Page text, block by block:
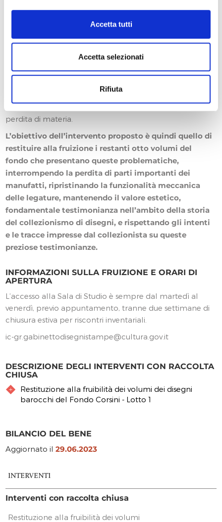
Accetta tutti
Accetta selezionati
Rifiuta
volume della serie alla consultazione.
Nei volumi ancora non trattati, oltre alla degradazione
del cuoio, i numerosi disegni, e in particolar modo quelli
ossidazione diffusa che in alcuni punti è arrivata a
perforare la carta, con conseguente e irrimediabile
perdita di materia.
L’obiettivo dell’intervento proposto è quindi quello di
restituire alla fruizione i restanti otto volumi del
fondo che presentano queste problematiche,
interrompendo la perdita di parti importanti dei
manufatti, ripristinando la funzionalità meccanica
delle legature, mantenendo il valore estetico,
fondamentale testimonianza nell’ambito della storia
del collezionismo di disegni, e rispettando gli intenti
e le tracce impresse dal collezionista su queste
preziose testimonianze.
INFORMAZIONI SULLA FRUIZIONE E ORARI DI
APERTURA
L’accesso alla Sala di Studio è sempre dal martedì al
venerdì, previo appuntamento, tranne due settimane di
chiusura estiva per riscontri inventariali.
ic-gr.gabinettodisegnistampe@cultura.gov.it
DESCRIZIONE DEGLI INTERVENTI CON RACCOLTA
CHIUSA
Restituzione alla fruibilità dei volumi dei disegni
barocchi del Fondo Corsini - Lotto 1
BILANCIO DEL BENE
Aggiornato il29.06.2023
INTERVENTI
Interventi con raccolta chiusa
Restituzione alla fruibilità dei volumi